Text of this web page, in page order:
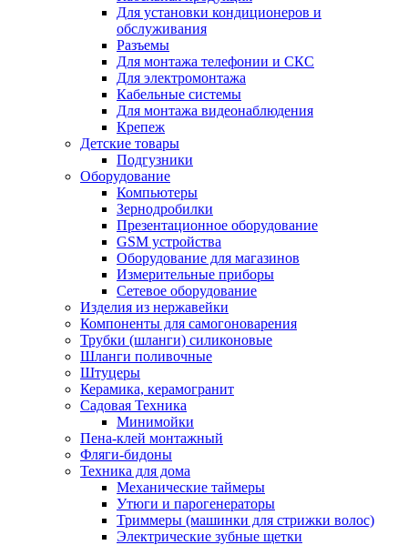
Для установки кондиционеров и
обслуживания
Разъемы
Для монтажа телефонии и СКС
Для электромонтажа
Кабельные системы
Для монтажа видеонаблюдения
Крепеж
Детские товары
Подгузники
Оборудование
Компьютеры
Зернодробилки
Презентационное оборудование
GSM устройства
Оборудование для магазинов
Измерительные приборы
Сетевое оборудование
Изделия из нержавейки
Компоненты для самогоноварения
Трубки (шланги) силиконовые
Шланги поливочные
Штуцеры
Керамика, керамогранит
Садовая Техника
Минимойки
Пена-клей монтажный
Фляги-бидоны
Техника для дома
Механические таймеры
Утюги и парогенераторы
Триммеры (машинки для стрижки волос)
Электрические зубные щетки